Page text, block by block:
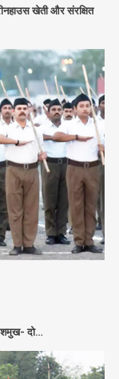
खेती और संरक्षित
दो…